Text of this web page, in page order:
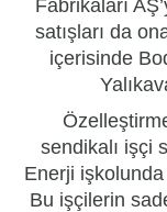
Fabrikaları
satışları da
içerisinde
sendikalı işçi
Enerji
Bu işçilerin